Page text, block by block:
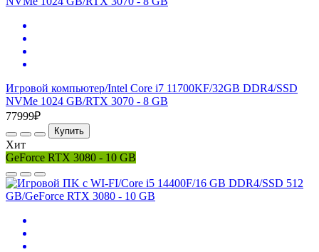
Игровой компьютер/Intel Core i7 11700KF/32GB DDR4/SSD
NVMe 1024 GB/RTX 3070 - 8 GB
77999₽
Купить
Хит
GeForce RTX 3080 - 10 GB